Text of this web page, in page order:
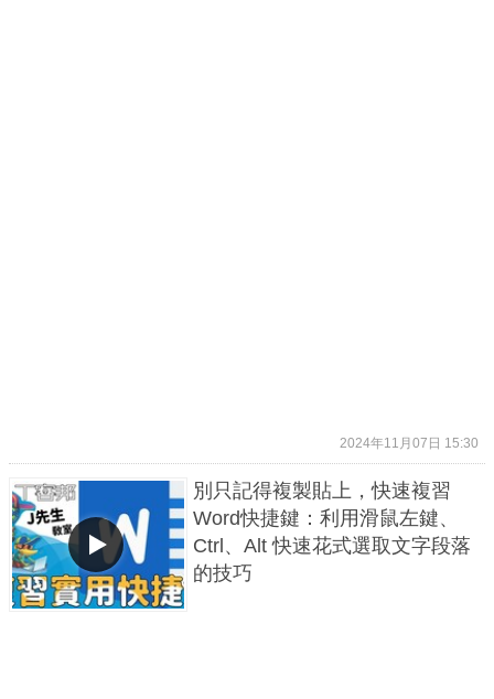
2024年11月07日 15:30
別只記得複製貼上，快速複習
Word快捷鍵：利用滑鼠左鍵、
Ctrl、Alt 快速花式選取文字段落
的技巧